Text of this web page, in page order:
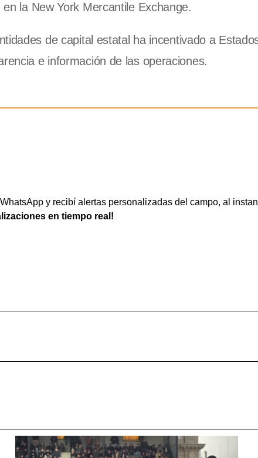
la New York Mercantile Exchange.
de capital estatal ha incentivado a
e información de las operaciones.
y recibí alertas personalizadas del campo, al
en tiempo real!